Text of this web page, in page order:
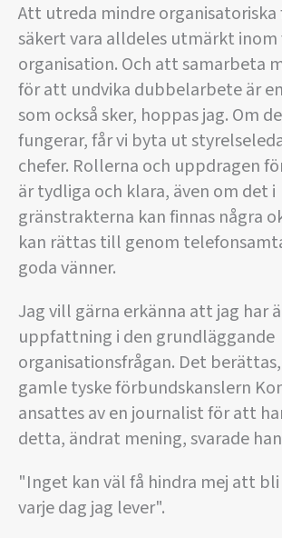
Att utreda mindre organisatoriska
säkert vara alldeles utmärkt inom
organisation. Och att samarbeta
för att undvika dubbelarbete är
som också sker, hoppas jag. Om
fungerar, får vi byta ut
chefer. Rollerna och uppdragen
är tydliga och klara, även om det i
gränstrakterna kan finnas några
kan rättas till genom
goda vänner.
Jag vill gärna erkänna att jag har
uppfattning i den grundläggande
organisationsfrågan. Det
gamle tyske förbundskanslern
ansattes av en journalist för att
detta, ändrat mening, svarade
"Inget kan väl få hindra mej att
varje dag jag lever".